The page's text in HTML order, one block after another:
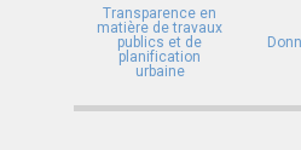
Transparence en
matière de travaux
publics et de
planification
urbaine